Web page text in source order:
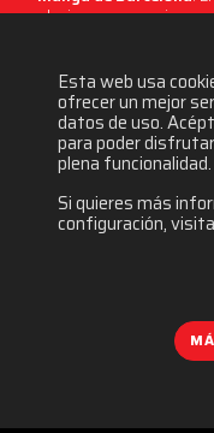
el mismo escenario.
5099 visitas
Esta web usa
ofrecer un mejor
datos de uso.
para poder
plena funcionalidad.
Si quieres más
configuración,